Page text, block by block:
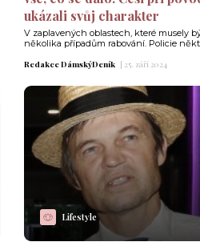
ukázali svůj charakter
V zaplavených oblastech, které musely
několika případům rabování. Policie
Redakce DámskýDeník | 25. září 2024
Lifestyle